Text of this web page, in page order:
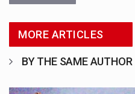
MORE ARTICLES
BY THE SAME AUTHOR